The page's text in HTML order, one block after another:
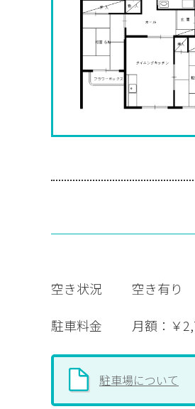
空き状況
空き有り
駐車料金
月額：￥
駐車場について